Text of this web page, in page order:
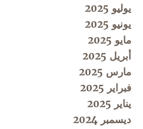
يوليو 2025
يونيو 2025
مايو 2025
أبريل 2025
مارس 2025
فبراير 2025
يناير 2025
ديسمبر 2024